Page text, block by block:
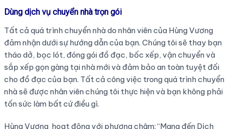
Dùng dịch vụ chuyển nhà trọn gói
Tất cả quá trình chuyển nhà do nhân viên của Hùng Vương
đảm nhận dưới sự hướng dẫn của bạn. Chúng tôi sẽ thay bạn
tháo dở, bọc lót, đóng gói đồ đạc, bốc xếp, vận chuyển và
sắp xếp gọn gàng tại nhà mới và đảm bảo an toàn tuyệt đối
cho đồ đạc của bạn. Tất cả công việc trong quá trình chuyển
nhà sẽ được nhân viên chúng tôi thực hiện và bạn không phải
tốn sức làm bất cứ điều gì.
Hùng Vương hoạt động với phương châm: “Mang đến Dịch